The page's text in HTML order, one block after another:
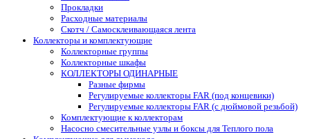
Прокладки
Расходные материалы
Скотч / Самосклеивающаяся лента
Коллекторы и комплектующие
Коллекторные группы
Коллекторные шкафы
КОЛЛЕКТОРЫ ОДИНАРНЫЕ
Разные фирмы
Регулируемые коллекторы FAR (под концевики)
Регулируемые коллекторы FAR (с дюймовой резьбой)
Комплектующие к коллекторам
Насосно смесительные узлы и боксы для Теплого пола